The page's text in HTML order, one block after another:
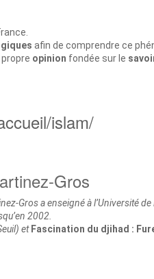
afin de comprendre ce
opinion fondée sur le
islam/
Gros
Gros a enseigné à l’Université de
2002.
et Fascination du djihad :